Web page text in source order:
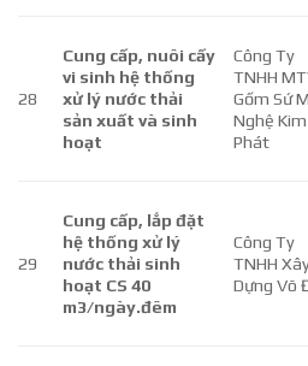
28
Cung cấp, nuôi cấy
vi sinh hệ thống
xử lý nước thải
sản xuất và sinh
hoạt
Công Ty
TNHH
Gốm Sứ
Nghệ Kim
Phát
29
Cung cấp, lắp đặt
hệ thống xử lý
nước thải sinh
hoạt CS 40
m3/ngày.đêm
Công Ty
TNHH
Dựng Võ